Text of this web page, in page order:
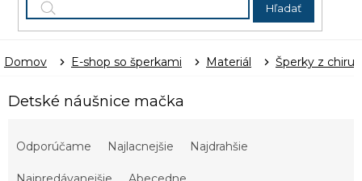
Hľadať
Domov E-shop so šperkami Materiál Šperky z
Detské náušnice mačka
Odporúčame Najlacnejšie Najdrahšie